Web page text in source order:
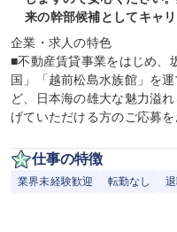
来の幹部候補としてキャリ
企業・求人の特色
■不動産賃貸事業をはじめ、
国」「越前松島水族館」を
ど、日本海の雄大な魅力溢
げていただける方のご応募を
仕事の特徴
業界未経験歓迎 転勤なし